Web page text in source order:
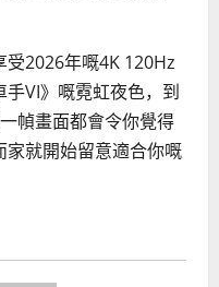
2026年嘅4K 120Hz
VI》嘅霓虹夜色，到
幀畫面都會令你覺得
家就開始留意適合你嘅